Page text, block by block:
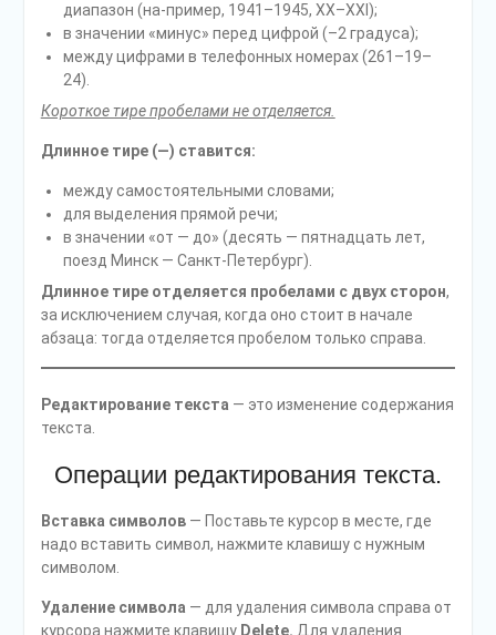
диапазон (на-пример, 1941–1945, XX–XXI);
в значении «минус» перед цифрой (–2 градуса);
между цифрами в телефонных номерах (261–19–
24).
Короткое тире пробелами не отделяется.
Длинное тире (—) ставится:
между самостоятельными словами;
для выделения прямой речи;
в значении «от — до» (десять — пятнадцать лет,
поезд Минск — Санкт-Петербург).
Длинное тире отделяется пробелами с двух сторон,
за исключением случая, когда оно стоит в начале
абзаца: тогда отделяется пробелом только справа.
Редактирование текста — это изменение содержания
текста.
Операции редактирования текста.
Вставка символов— Поставьте курсор в месте, где
надо вставить символ, нажмите клавишу с нужным
символом.
Удаление символа — для удаления символа справа от
курсора нажмите клавишу Delete. Для удаления